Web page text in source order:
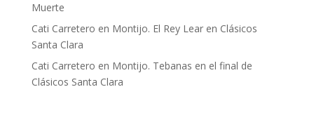
Muerte
Cati Carretero en Montijo. El Rey Lear en Clásicos
Santa Clara
Cati Carretero en Montijo. Tebanas en el final de
Clásicos Santa Clara